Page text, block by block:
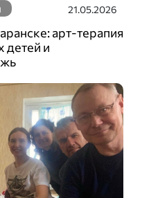
21.05.2026
арт-терапия
детей и